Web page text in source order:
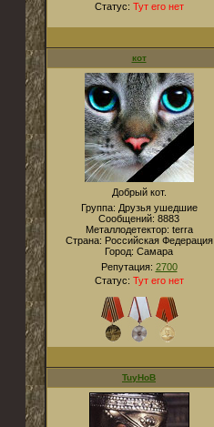
Статус: Тут его нет
кот
Добрый кот.
Группа: Друзья ушедшие
Сообщений: 8883
Металлодетектор: terra
Страна: Российская Федерация
Город: Cамара
Репутация: 2700
Статус: Тут его нет
TuyHoB